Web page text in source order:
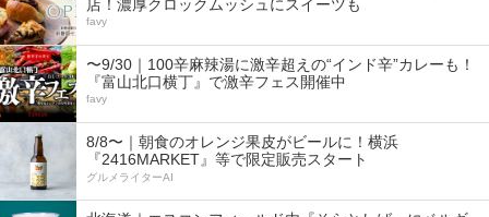
店！濃厚クロックムッシュにスイーツも
favy
〜9/30｜100辛麻辣湯に激辛超えの“インド辛”カレーも！
『富山北口横丁』で激辛フェス開催中
favy
8/8〜｜朝食のオレンジ果皮がビールに！横浜
『2416MARKET』等で限定販売スタート
グルメライターAI